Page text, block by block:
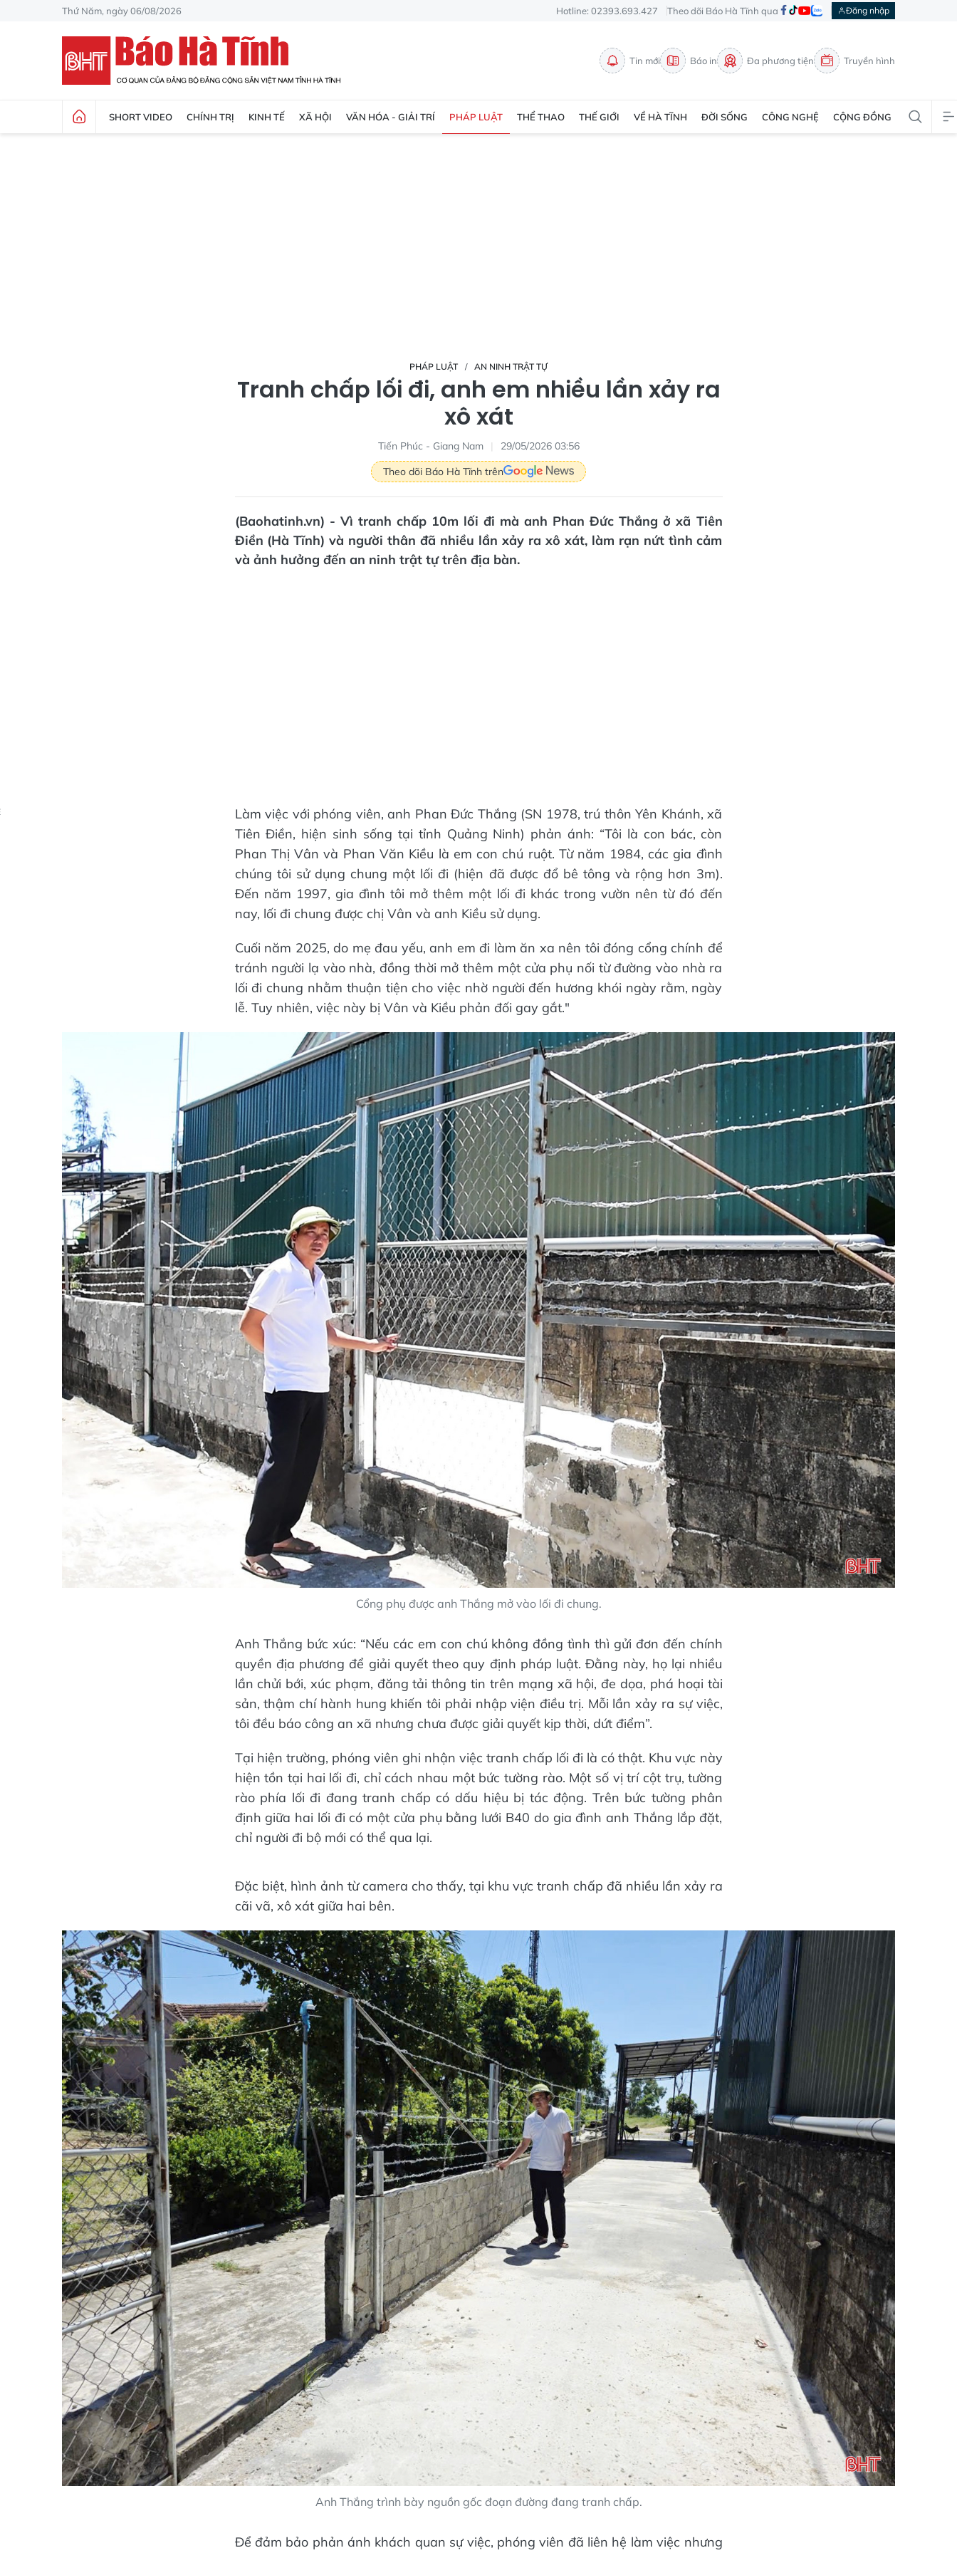
Thứ Năm, ngày 06/08/2026 Hotline: 02393.693.427 Theo dõi Báo Hà Tĩnh qua Đăng nhập
Tin mới Báo in Đa phương tiện Truyền hình
SHORT VIDEO CHÍNH TRỊ KINH TẾ XÃ HỘI VĂN HÓA - GIẢI TRÍ PHÁP LUẬT THỂ THAO THẾ GIỚI VỀ HÀ TĨNH ĐỜI SỐNG CÔNG NGHỆ CỘNG ĐỒNG
PHÁP LUẬT AN NINH TRẬT TỰ
Tranh chấp lối đi, anh em nhiều lần xảy ra
xô xát
Tiến Phúc - Giang Nam
29/05/2026 03:56
Theo dõi Báo Hà Tĩnh trên
(Baohatinh.vn) - Vì tranh chấp 10m lối đi mà anh Phan Đức Thắng ở xã Tiên
Điền (Hà Tĩnh) và người thân đã nhiều lần xảy ra xô xát, làm rạn nứt tình cảm
và ảnh hưởng đến an ninh trật tự trên địa bàn.
Làm việc với phóng viên, anh Phan Đức Thắng (SN 1978, trú thôn Yên Khánh, xã
Tiên Điền, hiện sinh sống tại tỉnh Quảng Ninh) phản ánh: “Tôi là con bác, còn
Phan Thị Vân và Phan Văn Kiều là em con chú ruột. Từ năm 1984, các gia đình
chúng tôi sử dụng chung một lối đi (hiện đã được đổ bê tông và rộng hơn 3m).
Đến năm 1997, gia đình tôi mở thêm một lối đi khác trong vườn nên từ đó đến
nay, lối đi chung được chị Vân và anh Kiều sử dụng.
Cuối năm 2025, do mẹ đau yếu, anh em đi làm ăn xa nên tôi đóng cổng chính để
tránh người lạ vào nhà, đồng thời mở thêm một cửa phụ nối từ đường vào nhà ra
lối đi chung nhằm thuận tiện cho việc nhờ người đến hương khói ngày rằm, ngày
lễ. Tuy nhiên, việc này bị Vân và Kiều phản đối gay gắt."
Cổng phụ được anh Thắng mở vào lối đi chung.
Anh Thắng bức xúc: “Nếu các em con chú không đồng tình thì gửi đơn đến chính
quyền địa phương để giải quyết theo quy định pháp luật. Đằng này, họ lại nhiều
lần chửi bới, xúc phạm, đăng tải thông tin trên mạng xã hội, đe dọa, phá hoại tài
sản, thậm chí hành hung khiến tôi phải nhập viện điều trị. Mỗi lần xảy ra sự việc,
tôi đều báo công an xã nhưng chưa được giải quyết kịp thời, dứt điểm”.
Tại hiện trường, phóng viên ghi nhận việc tranh chấp lối đi là có thật. Khu vực này
hiện tồn tại hai lối đi, chỉ cách nhau một bức tường rào. Một số vị trí cột trụ, tường
rào phía lối đi đang tranh chấp có dấu hiệu bị tác động. Trên bức tường phân
định giữa hai lối đi có một cửa phụ bằng lưới B40 do gia đình anh Thắng lắp đặt,
chỉ người đi bộ mới có thể qua lại.
Đặc biệt, hình ảnh từ camera cho thấy, tại khu vực tranh chấp đã nhiều lần xảy ra
cãi vã, xô xát giữa hai bên.
Anh Thắng trình bày nguồn gốc đoạn đường đang tranh chấp.
Để đảm bảo phản ánh khách quan sự việc, phóng viên đã liên hệ làm việc nhưng